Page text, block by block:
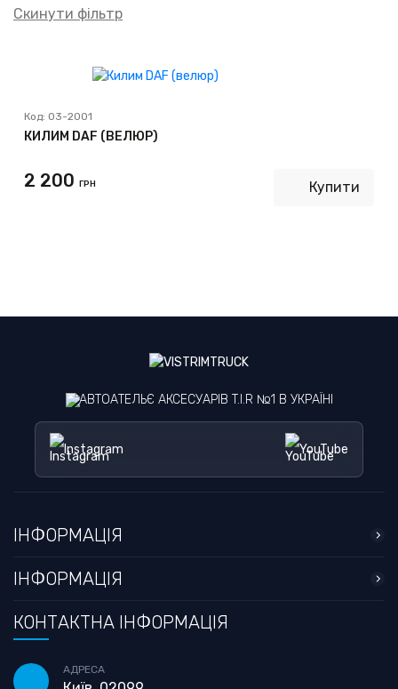
Скинути фільтр
Код: 03-2001
КИЛИМ DAF (ВЕЛЮР)
2 200 ГРН Купити
АВТОАТЕЛЬЄ АКСЕСУАРІВ T.I.R №1 В УКРАЇНІ
Instagram YouTube
ІНФОРМАЦІЯ
ІНФОРМАЦІЯ
КОНТАКТНА ІНФОРМАЦІЯ
АДРЕСА